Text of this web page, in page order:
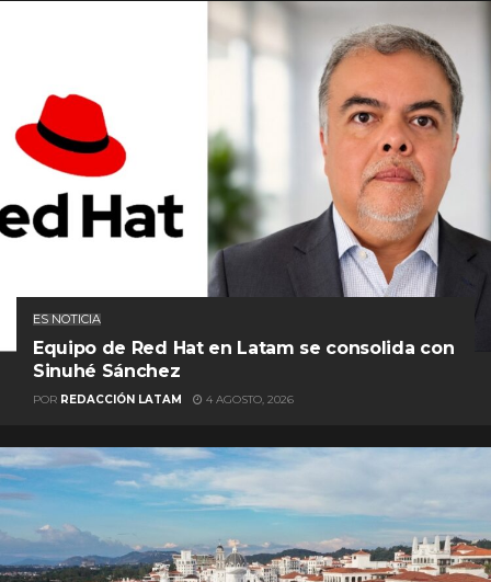
ES NOTICIA
Equipo de Red Hat en Latam se consolida con
Sinuhé Sánchez
POR REDACCIÓN LATAM 4 AGOSTO, 2026